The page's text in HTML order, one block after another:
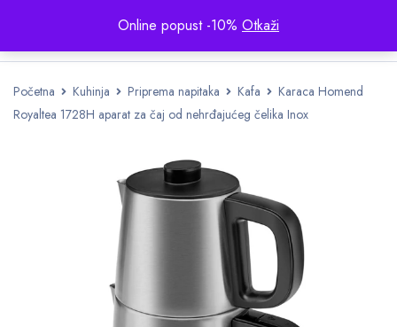
Online popust -10% Otkaži
Početna Kuhinja Priprema napitaka Kafa
Karaca Homend
Royaltea 1728H aparat za čaj od nehrđajućeg čelika Inox